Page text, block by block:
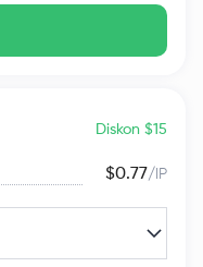
Diskon $15
$0.77/IP